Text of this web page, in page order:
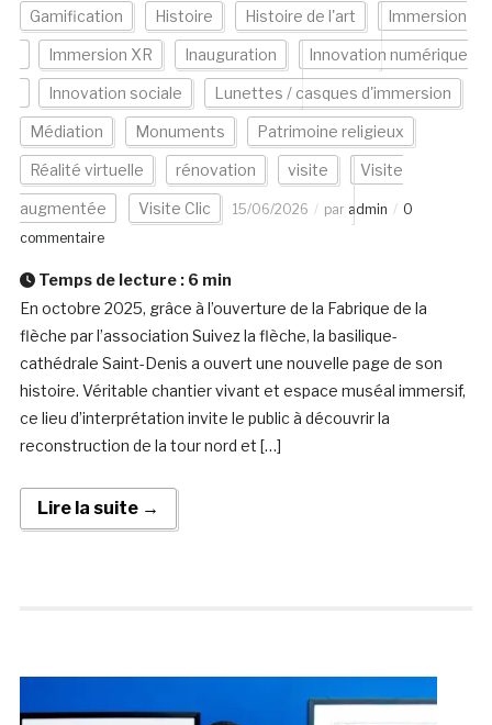
Gamification Histoire Histoire de l'art Immersion
Immersion XR Inauguration Innovation numérique
Innovation sociale Lunettes / casques d'immersion
Médiation Monuments Patrimoine religieux
Réalité virtuelle rénovation visite Visite
augmentée Visite Clic 15/06/2026 par admin
0
commentaire
Temps de lecture : 6 min
En octobre 2025, grâce à l’ouverture de la Fabrique de la
flèche par l’association Suivez la flèche, la basilique-
cathédrale Saint-Denis a ouvert une nouvelle page de son
histoire. Véritable chantier vivant et espace muséal immersif,
ce lieu d’interprétation invite le public à découvrir la
reconstruction de la tour nord et […]
Lire la suite →